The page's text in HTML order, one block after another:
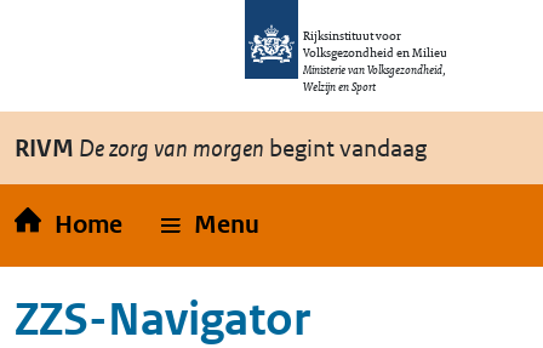
Overslaan en naar de inhoud gaan
Rijksinstituut voor
Volksgezondheid en Milieu
Ministerie van Volksgezondheid,
Welzijn en Sport
RIVM De zorg van morgen begint vandaag
Home Menu
ZZS-Navigator